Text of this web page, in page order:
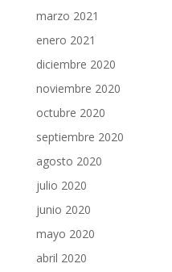
marzo 2021
enero 2021
diciembre 2020
noviembre 2020
octubre 2020
septiembre 2020
agosto 2020
julio 2020
junio 2020
mayo 2020
abril 2020